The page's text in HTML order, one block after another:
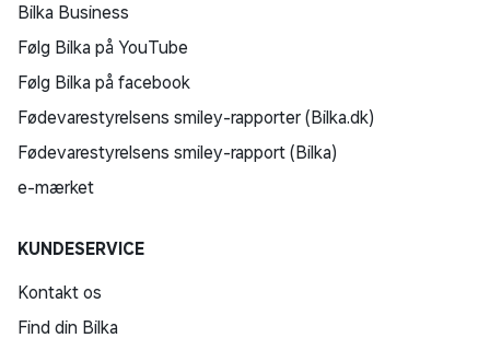
Bilka Business
Følg Bilka på YouTube
Følg Bilka på facebook
Fødevarestyrelsens smiley-rapporter (Bilka.dk)
Fødevarestyrelsens smiley-rapport (Bilka)
e-mærket
KUNDESERVICE
Kontakt os
Find din Bilka